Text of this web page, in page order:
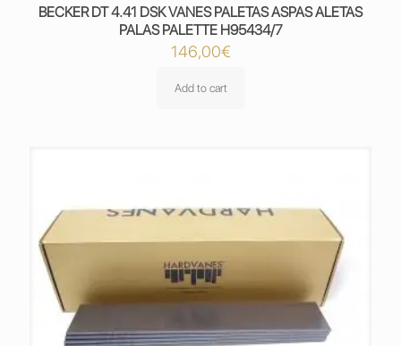
BECKER DT 4.41 DSK VANES PALETAS ASPAS ALETAS
PALAS PALETTE H95434/7
146,00€
Add to cart